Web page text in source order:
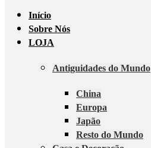
Início
Sobre Nós
LOJA
Antiguidades do Mundo
China
Europa
Japão
Resto do Mundo